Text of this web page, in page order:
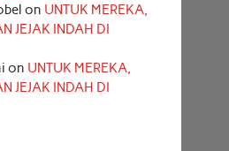
on UNTUK MEREKA,
JEJAK INDAH DI
on UNTUK MEREKA,
JEJAK INDAH DI